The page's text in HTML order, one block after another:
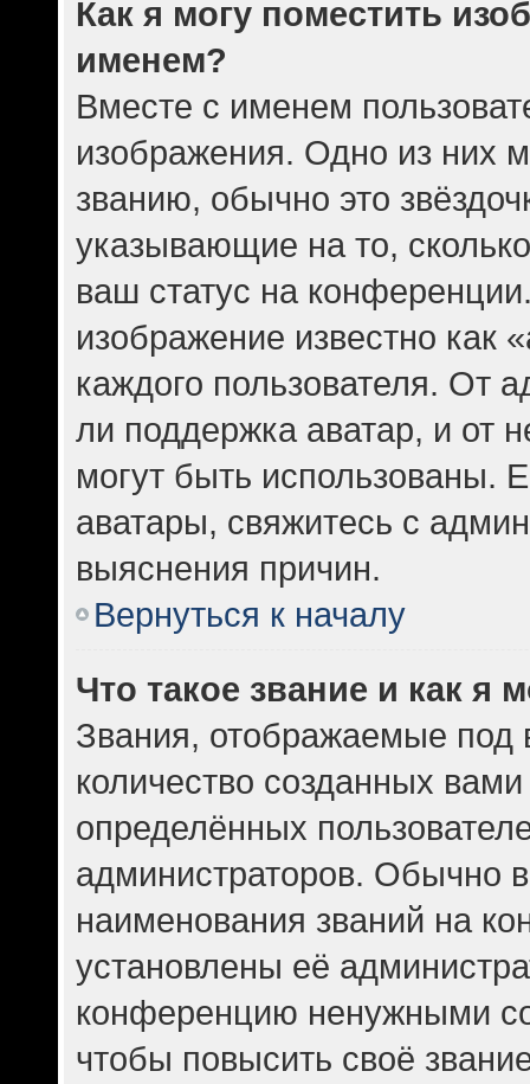
Как я могу поместить
именем?
Вместе с именем
изображения. Одно из них
званию, обычно это
указывающие на то,
ваш статус на
изображение известно как
каждого пользователя. От
ли поддержка аватар, и от
могут быть использованы.
аватары, свяжитесь с
выяснения причин.
Вернуться к началу
Что такое звание и как я
Звания, отображаемые
количество созданных
определённых
администраторов. Обычно
наименования званий на
установлены её
конференцию ненужными
чтобы повысить своё